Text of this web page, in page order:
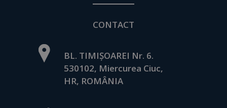
CONTACT
BL. TIMIȘOAREI Nr. 6.
530102, Miercurea Ciuc,
HR, ROMÂNIA